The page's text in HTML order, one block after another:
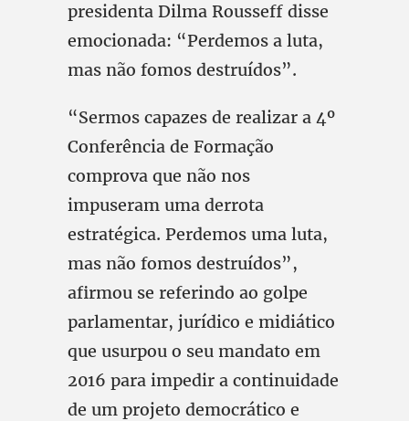
presidenta Dilma Rousseff disse
emocionada: “Perdemos a luta,
mas não fomos destruídos”.
“Sermos capazes de realizar a 4º
Conferência de Formação
comprova que não nos
impuseram uma derrota
estratégica. Perdemos uma luta,
mas não fomos destruídos”,
afirmou se referindo ao golpe
parlamentar, jurídico e midiático
que usurpou o seu mandato em
2016 para impedir a continuidade
de um projeto democrático e